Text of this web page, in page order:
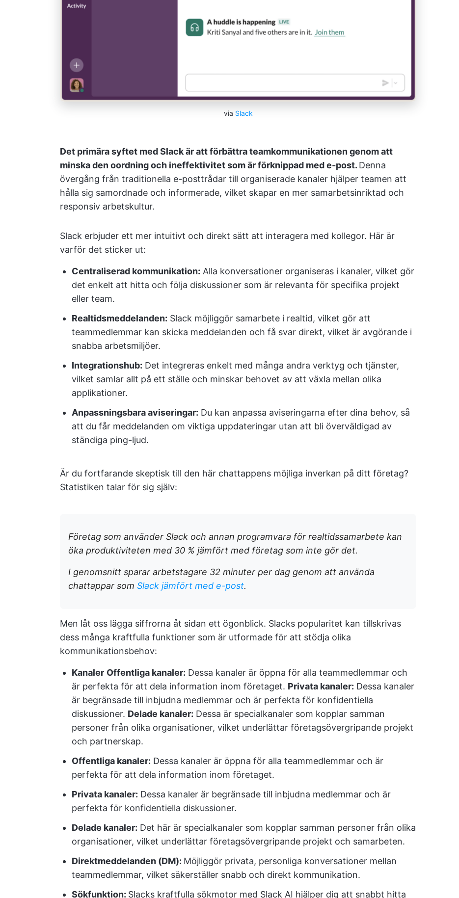
via Slack
Det primära syftet med Slack är att förbättra teamkommunikationen genom att
minska den oordning och ineffektivitet som är förknippad med e-post. Denna
övergång från traditionella e-posttrådar till organiserade kanaler hjälper teamen att
hålla sig samordnade och informerade, vilket skapar en mer samarbetsinriktad och
responsiv arbetskultur.
Slack erbjuder ett mer intuitivt och direkt sätt att interagera med kollegor. Här är
varför det sticker ut:
Centraliserad kommunikation: Alla konversationer organiseras i kanaler, vilket gör
det enkelt att hitta och följa diskussioner som är relevanta för specifika projekt
eller team.
Realtidsmeddelanden: Slack möjliggör samarbete i realtid, vilket gör att
teammedlemmar kan skicka meddelanden och få svar direkt, vilket är avgörande i
snabba arbetsmiljöer.
Integrationshub: Det integreras enkelt med många andra verktyg och tjänster,
vilket samlar allt på ett ställe och minskar behovet av att växla mellan olika
applikationer.
Anpassningsbara aviseringar: Du kan anpassa aviseringarna efter dina behov, så
att du får meddelanden om viktiga uppdateringar utan att bli överväldigad av
ständiga ping-ljud.
Är du fortfarande skeptisk till den här chattappens möjliga inverkan på ditt företag?
Statistiken talar för sig själv:
Företag som använder Slack och annan programvara för realtidssamarbete kan
öka produktiviteten med 30 % jämfört med företag som inte gör det.
I genomsnitt sparar arbetstagare 32 minuter per dag genom att använda
chattappar som Slack jämfört med e-post.
Men låt oss lägga siffrorna åt sidan ett ögonblick. Slacks popularitet kan tillskrivas
dess många kraftfulla funktioner som är utformade för att stödja olika
kommunikationsbehov:
Kanaler Offentliga kanaler: Dessa kanaler är öppna för alla teammedlemmar och
är perfekta för att dela information inom företaget. Privata kanaler: Dessa kanaler
är begränsade till inbjudna medlemmar och är perfekta för konfidentiella
diskussioner. Delade kanaler: Dessa är specialkanaler som kopplar samman
personer från olika organisationer, vilket underlättar företagsövergripande projekt
och partnerskap.
Offentliga kanaler: Dessa kanaler är öppna för alla teammedlemmar och är
perfekta för att dela information inom företaget.
Privata kanaler: Dessa kanaler är begränsade till inbjudna medlemmar och är
perfekta för konfidentiella diskussioner.
Delade kanaler: Det här är specialkanaler som kopplar samman personer från olika
organisationer, vilket underlättar företagsövergripande projekt och samarbeten.
Direktmeddelanden (DM): Möjliggör privata, personliga konversationer mellan
teammedlemmar, vilket säkerställer snabb och direkt kommunikation.
Sökfunktion: Slacks kraftfulla sökmotor med Slack AI hjälper dig att snabbt hitta